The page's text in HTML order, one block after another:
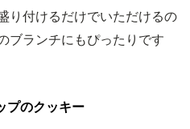
り付けるだけでいただけるの
ブランチにもぴったりです
プのクッキー